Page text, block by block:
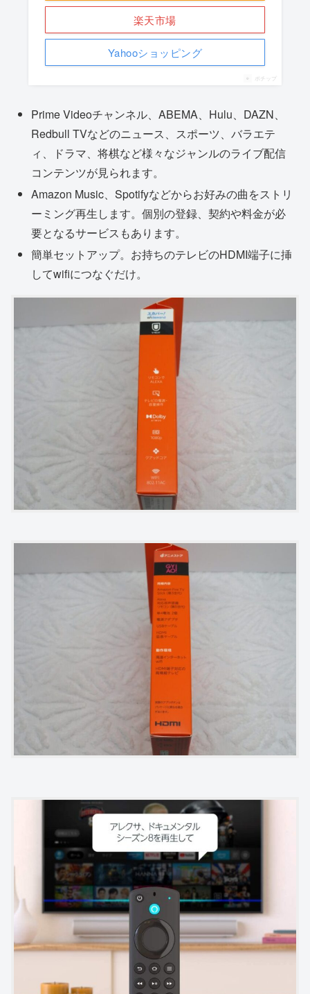
楽天市場
Yahooショッピング
ポチップ
Prime Videoチャンネル、ABEMA、Hulu、DAZN、
Redbull TVなどのニュース、スポーツ、バラエテ
ィ、ドラマ、将棋など様々なジャンルのライブ配信
コンテンツが見られます。
Amazon Music、Spotifyなどからお好みの曲をストリ
ーミング再生します。個別の登録、契約や料金が必
要となるサービスもあります。
簡単セットアップ。お持ちのテレビのHDMI端子に挿
してwifiにつなぐだけ。